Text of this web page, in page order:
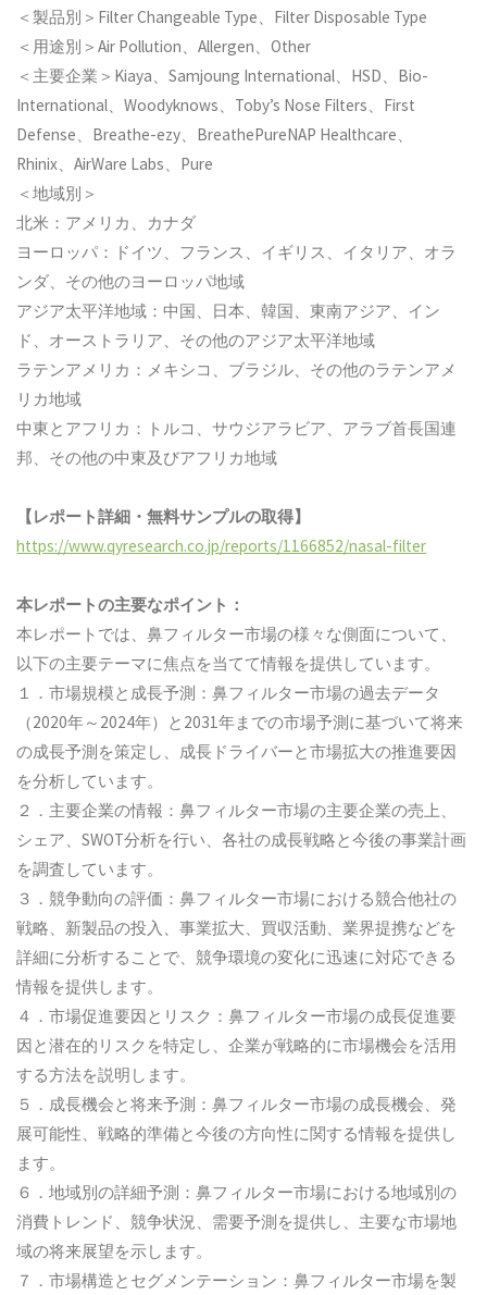
＜製品別＞Filter Changeable Type、Filter Disposable Type
＜用途別＞Air Pollution、Allergen、Other
＜主要企業＞Kiaya、Samjoung International、HSD、Bio-
International、Woodyknows、Toby’s Nose Filters、First
Defense、Breathe-ezy、BreathePureNAP Healthcare、
Rhinix、AirWare Labs、Pure
＜地域別＞
北米：アメリカ、カナダ
ヨーロッパ：ドイツ、フランス、イギリス、イタリア、オラ
ンダ、その他のヨーロッパ地域
アジア太平洋地域：中国、日本、韓国、東南アジア、イン
ド、オーストラリア、その他のアジア太平洋地域
ラテンアメリカ：メキシコ、ブラジル、その他のラテンアメ
リカ地域
中東とアフリカ：トルコ、サウジアラビア、アラブ首長国連
邦、その他の中東及びアフリカ地域
【レポート詳細・無料サンプルの取得】
https://www.qyresearch.co.jp/reports/1166852/nasal-filter
本レポートの主要なポイント：
本レポートでは、鼻フィルター市場の様々な側面について、
以下の主要テーマに焦点を当てて情報を提供しています。
１．市場規模と成長予測：鼻フィルター市場の過去データ
（2020年～2024年）と2031年までの市場予測に基づいて将来
の成長予測を策定し、成長ドライバーと市場拡大の推進要因
を分析しています。
２．主要企業の情報：鼻フィルター市場の主要企業の売上、
シェア、SWOT分析を行い、各社の成長戦略と今後の事業計画
を調査しています。
３．競争動向の評価：鼻フィルター市場における競合他社の
戦略、新製品の投入、事業拡大、買収活動、業界提携などを
詳細に分析することで、競争環境の変化に迅速に対応できる
情報を提供します。
４．市場促進要因とリスク：鼻フィルター市場の成長促進要
因と潜在的リスクを特定し、企業が戦略的に市場機会を活用
する方法を説明します。
５．成長機会と将来予測：鼻フィルター市場の成長機会、発
展可能性、戦略的準備と今後の方向性に関する情報を提供し
ます。
６．地域別の詳細予測：鼻フィルター市場における地域別の
消費トレンド、競争状況、需要予測を提供し、主要な市場地
域の将来展望を示します。
７．市場構造とセグメンテーション：鼻フィルター市場を製